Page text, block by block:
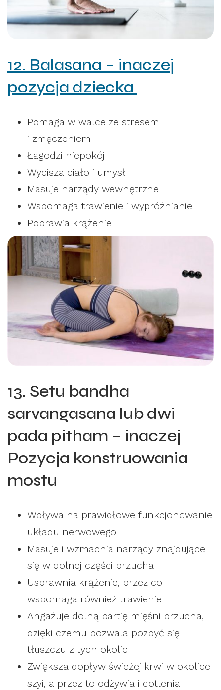
12. Balasana – inaczej
pozycja dziecka
Pomaga w walce ze stresem
i zmęczeniem
Łagodzi niepokój
Wycisza ciało i umysł
Masuje narządy wewnętrzne
Wspomaga trawienie i wypróżnianie
Poprawia krążenie
13. Setu bandha
sarvangasana lub dwi
pada pitham – inaczej
Pozycja konstruowania
mostu
Wpływa na prawidłowe funkcjonowanie
układu nerwowego
Masuje i wzmacnia narządy znajdujące
się w dolnej części brzucha
Usprawnia krążenie, przez co
wspomaga również trawienie
Angażuje dolną partię mięśni brzucha,
dzięki czemu pozwala pozbyć się
tłuszczu z tych okolic
Zwiększa dopływ świeżej krwi w okolice
szyi, a przez to odżywia i dotlenia